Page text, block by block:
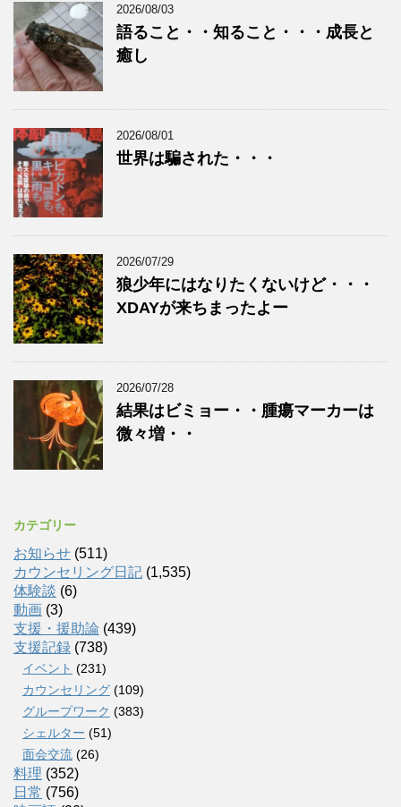
2026/08/03
語ること・・知ること・・・成長と
癒し
2026/08/01
世界は騙された・・・
2026/07/29
狼少年にはなりたくないけど・・・
XDAYが来ちまったよー
2026/07/28
結果はビミョー・・腫瘍マーカーは
微々増・・
カテゴリー
お知らせ (511)
カウンセリング日記 (1,535)
体験談 (6)
動画 (3)
支援・援助論 (439)
支援記録 (738)
イベント (231)
カウンセリング (109)
グループワーク (383)
シェルター (51)
面会交流 (26)
料理 (352)
日常 (756)